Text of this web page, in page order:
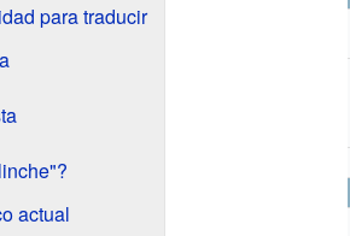
para traducir
actual